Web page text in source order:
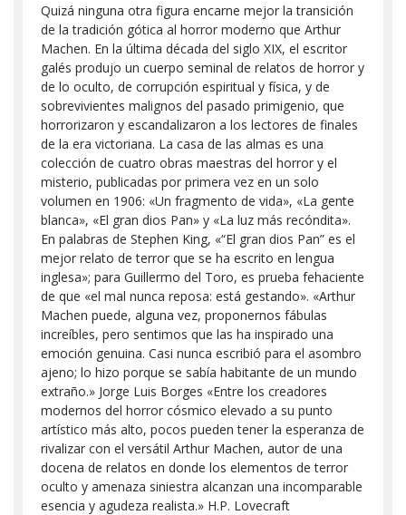
Quizá ninguna otra figura encarne mejor la transición
de la tradición gótica al horror moderno que Arthur
Machen. En la última década del siglo XIX, el escritor
galés produjo un cuerpo seminal de relatos de horror y
de lo oculto, de corrupción espiritual y física, y de
sobrevivientes malignos del pasado primigenio, que
horrorizaron y escandalizaron a los lectores de finales
de la era victoriana. La casa de las almas es una
colección de cuatro obras maestras del horror y el
misterio, publicadas por primera vez en un solo
volumen en 1906: «Un fragmento de vida», «La gente
blanca», «El gran dios Pan» y «La luz más recóndita».
En palabras de Stephen King, «“El gran dios Pan” es el
mejor relato de terror que se ha escrito en lengua
inglesa»; para Guillermo del Toro, es prueba fehaciente
de que «el mal nunca reposa: está gestando». «Arthur
Machen puede, alguna vez, proponernos fábulas
increíbles, pero sentimos que las ha inspirado una
emoción genuina. Casi nunca escribió para el asombro
ajeno; lo hizo porque se sabía habitante de un mundo
extraño.» Jorge Luis Borges «Entre los creadores
modernos del horror cósmico elevado a su punto
artístico más alto, pocos pueden tener la esperanza de
rivalizar con el versátil Arthur Machen, autor de una
docena de relatos en donde los elementos de terror
oculto y amenaza siniestra alcanzan una incomparable
esencia y agudeza realista.» H.P. Lovecraft